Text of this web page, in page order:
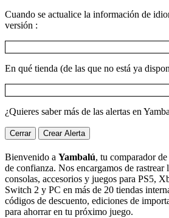
Cuando se actualice la información de
versión :
En qué tienda (de las que no está ya
¿Quieres saber más de las alertas en
Cerrar Crear Alerta
Bienvenido a Yambalú, tu comparador
de confianza. Nos encargamos de rastrear
consolas, accesorios y juegos para PS5,
Switch 2 y PC en más de 20 tiendas
códigos de descuento, ediciones de
para ahorrar en tu próximo juego.